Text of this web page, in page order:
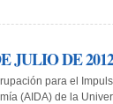
JULIO DE 2012
para el
(AIDA) de la